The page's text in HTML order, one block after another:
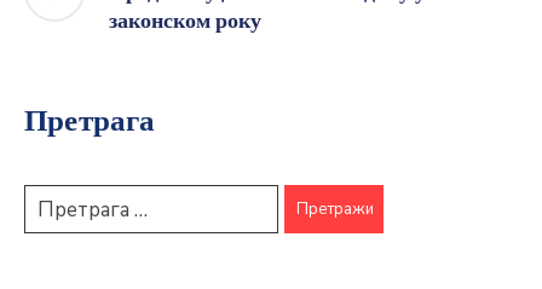
законском року
Претрага